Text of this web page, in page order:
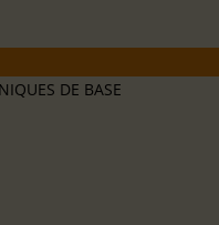
DE BASE